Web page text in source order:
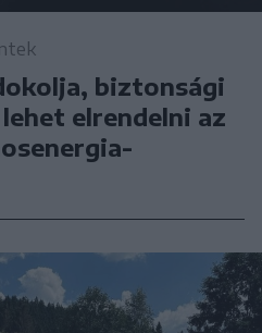
biztonsági
elrendelni az